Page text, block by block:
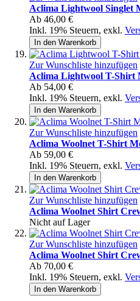
Aclima Lightwool Singlet
Ab 46,00 €
Inkl. 19% Steuern, exkl.
In den Warenkorb
Zur Wunschliste hinzufügen
Aclima Lightwool T-Shirt
Ab 54,00 €
Inkl. 19% Steuern, exkl.
In den Warenkorb
Zur Wunschliste hinzufügen
Aclima Woolnet T-Shirt
Ab 59,00 €
Inkl. 19% Steuern, exkl.
In den Warenkorb
Zur Wunschliste hinzufügen
Aclima Woolnet Shirt
Nicht auf Lager
Zur Wunschliste hinzufügen
Aclima Woolnet Shirt
Ab 70,00 €
Inkl. 19% Steuern, exkl.
In den Warenkorb